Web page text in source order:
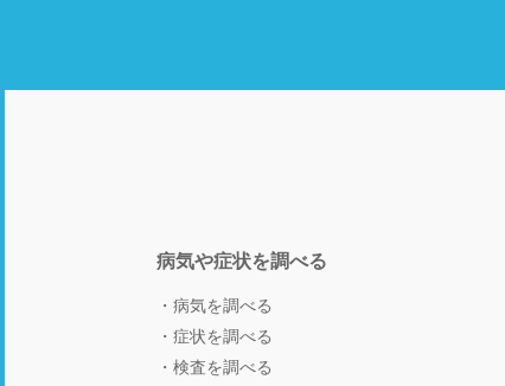
病気や症状を調べる
病気を調べる
症状を調べる
検査を調べる